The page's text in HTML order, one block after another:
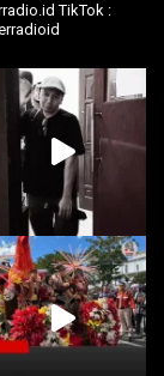
TikTok :